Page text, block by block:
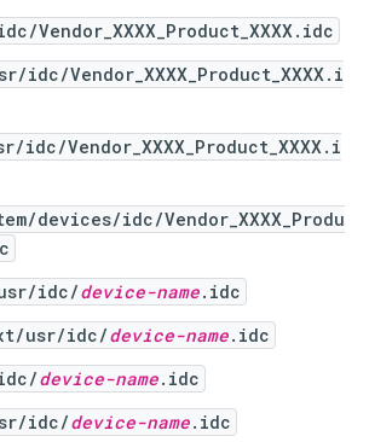
Vendor_XXXX_Product_XXXX.idc
idc/Vendor_XXXX_Product_XXXX.i
idc/Vendor_XXXX_Product_XXXX.i
devices/idc/Vendor_XXXX_Produ
idc/device-name.idc
usr/idc/device-name.idc
device-name.idc
idc/device-name.idc